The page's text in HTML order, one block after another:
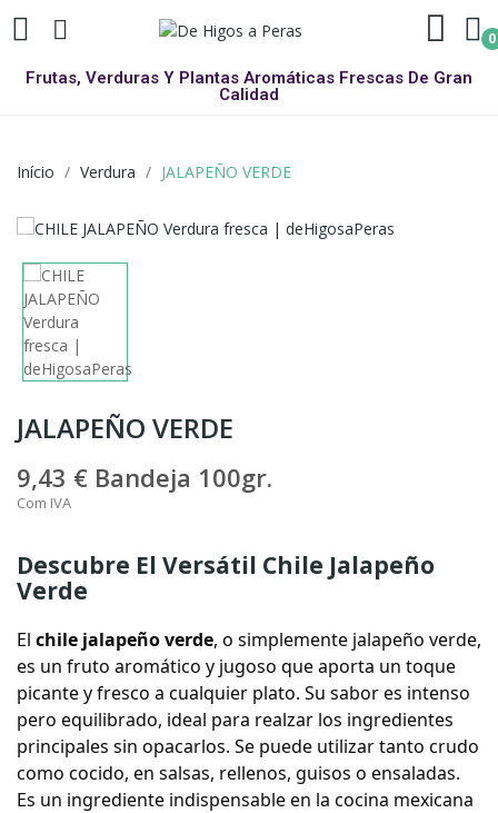
0
Frutas, Verduras Y Plantas Aromáticas Frescas De Gran
Calidad
Início Verdura JALAPEÑO VERDE
JALAPEÑO VERDE
9,43 € Bandeja 100gr.
Com IVA
Descubre El Versátil Chile Jalapeño
Verde
El chile jalapeño verde, o simplemente jalapeño verde,
es un fruto aromático y jugoso que aporta un toque
picante y fresco a cualquier plato. Su sabor es intenso
pero equilibrado, ideal para realzar los ingredientes
principales sin opacarlos. Se puede utilizar tanto crudo
como cocido, en salsas, rellenos, guisos o ensaladas.
Es un ingrediente indispensable en la cocina mexicana